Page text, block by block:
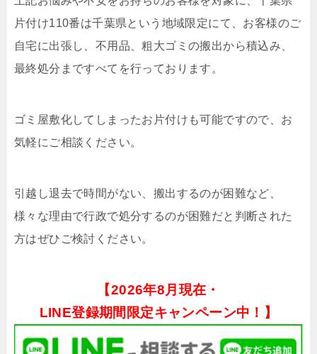
片付け110番は千葉県という地域限定にて、お客様のご
自宅に出張し、不用品、粗大ゴミの搬出から積込み、
最終処分まですべてを行っております。
ゴミ屋敷化してしまったお片付けも可能ですので、お
気軽にご相談ください。
引越し退去で時間がない、搬出するのが困難など、
様々な理由で行政で処分するのが困難だと判断された
方はぜひご検討ください。
【2026年8月現在・
LINE登録期間限定キャンペーン中！】